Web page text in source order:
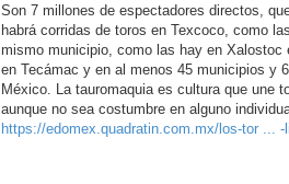
a
j
Son 7 millones de espectadores directos,
habrá corridas de toros en Texcoco, como
mismo municipio, como las hay en Xalostoc
en Tecámac y en al menos 45 municipios y
México. La tauromaquia es cultura que une
aunque no sea costumbre en alguno
https://edomex.quadratin.com.mx/los-tor ... -